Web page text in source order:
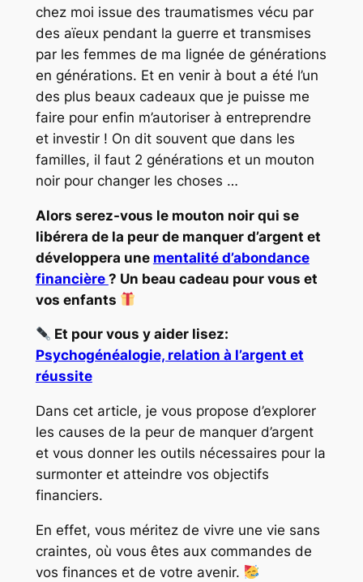
chez moi issue des traumatismes vécu par
des aïeux pendant la guerre et transmises
par les femmes de ma lignée de générations
en générations. Et en venir à bout a été l’un
des plus beaux cadeaux que je puisse me
faire pour enfin m’autoriser à entreprendre
et investir ! On dit souvent que dans les
familles, il faut 2 générations et un mouton
noir pour changer les choses …
Alors serez-vous le mouton noir qui se
libérera de la peur de manquer d’argent et
développera une mentalité d’abondance
financière ? Un beau cadeau pour vous et
vos enfants
Et pour vous y aider lisez:
Psychogénéalogie, relation à l’argent et
réussite
Dans cet article, je vous propose d’explorer
les causes de la peur de manquer d’argent
et vous donner les outils nécessaires pour la
surmonter et atteindre vos objectifs
financiers.
En effet, vous méritez de vivre une vie sans
craintes, où vous êtes aux commandes de
vos finances et de votre avenir.